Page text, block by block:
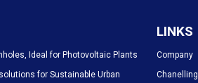
Ideal for Photovoltaic Plants
for Sustainable Urban
LINKS
Company
Chanelling